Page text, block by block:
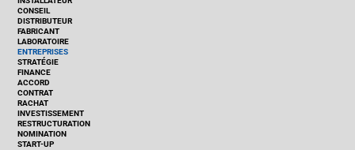
CONSEIL
DISTRIBUTEUR
FABRICANT
LABORATOIRE
ENTREPRISES
STRATÉGIE
FINANCE
ACCORD
CONTRAT
RACHAT
INVESTISSEMENT
RESTRUCTURATION
NOMINATION
START-UP